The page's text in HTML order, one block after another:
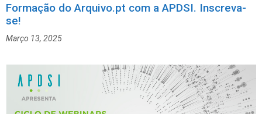
Formação do Arquivo.pt com a APDSI. Inscreva-
se!
Março 13, 2025